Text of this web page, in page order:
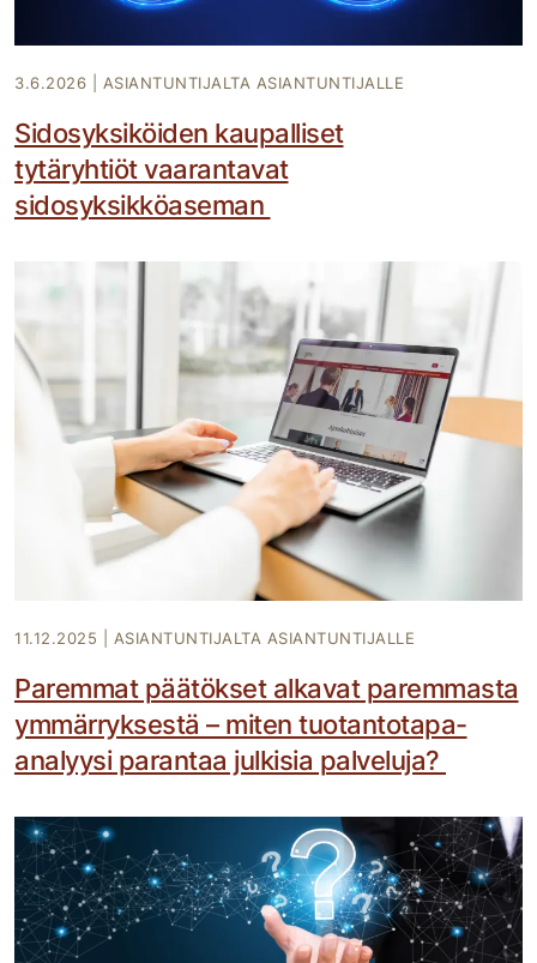
3.6.2026 ASIANTUNTIJALTA ASIANTUNTIJALLE
Sidosyksiköiden kaupalliset
tytäryhtiöt vaarantavat
sidosyksikköaseman
11.12.2025 ASIANTUNTIJALTA ASIANTUNTIJALLE
Paremmat päätökset alkavat paremmasta
ymmärryksestä – miten tuotantotapa-
analyysi parantaa julkisia palveluja?